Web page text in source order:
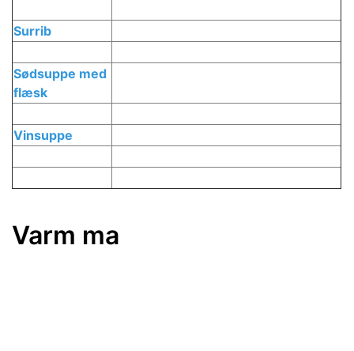
Surrib
Sødsuppe med
flæsk
Vinsuppe
Varm ma